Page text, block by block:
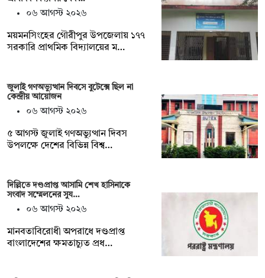
০৬ আগস্ট ২০২৬
ময়মনসিংহের গৌরীপুর উপজেলায় ১৭৭
সরকারি প্রাথমিক বিদ্যালয়ের ম…
জুলাই গণঅভ্যুত্থান দিবসে বুটেক্সে ছিল না
কেন্দ্রীয় আয়োজন
০৬ আগস্ট ২০২৬
৫ আগস্ট জুলাই গণঅভ্যুত্থান দিবস
উপলক্ষে দেশের বিভিন্ন বিশ্ব…
দিল্লিতে দণ্ডপ্রাপ্ত আসামি শেখ হাসিনাকে
সংবাদ সম্মেলনের সুয…
০৬ আগস্ট ২০২৬
মানবতাবিরোধী অপরাধে দণ্ডপ্রাপ্ত
বাংলাদেশের ক্ষমতাচ্যুত প্রধ…